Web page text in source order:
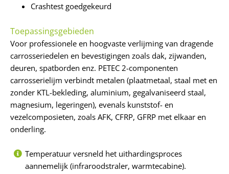
Crashtest goedgekeurd
Toepassingsgebieden
Voor professionele en hoogvaste verlijming van dragende
carrosseriedelen en bevestigingen zoals dak, zijwanden,
deuren, spatborden enz. PETEC 2-componenten
carrosserielijm verbindt metalen (plaatmetaal, staal met en
zonder KTL-bekleding, aluminium, gegalvaniseerd staal,
magnesium, legeringen), evenals kunststof- en
vezelcomposieten, zoals AFK, CFRP, GFRP met elkaar en
onderling.
Temperatuur versneld het uithardingsproces
aannemelijk (infraroodstraler, warmtecabine).